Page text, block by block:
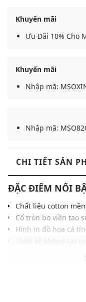
Khuyến mãi
Ưu Đãi 10% Cho
Khuyến mãi
Nhập mã:
Nhập mã:
CHI TIẾT SẢN
ĐẶC ĐIỂM NỔI
Chất liệu cotton
Cổ tròn bo viền tạo
Hình in đồ họa cá
Màu sắc dễ phối